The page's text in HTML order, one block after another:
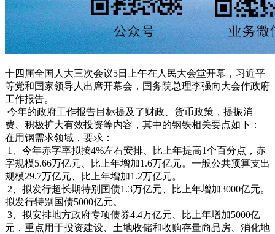
十四届全国人大三次会议5日上午在人民大会堂开幕，习近平
等党和国家领导人出席开幕会，国务院总理李强向大会作政府
工作报告。
今年的政府工作报告目标提及了财政、货币政策，提振消
费、积极扩大有效投资等内容，其中的钢铁相关要点如下：
在用钢需求领域，要求：
1、今年赤字率拟按4%左右安排、比上年提高1个百分点，赤
字规模5.66万亿元、比上年增加1.6万亿元。一般公共预算支出
规模29.7万亿元、比上年增加1.2万亿元。
2、拟发行超长期特别国债1.3万亿元、比上年增加3000亿元。
拟发行特别国债5000亿元。
3、拟安排地方政府专项债券4.4万亿元、比上年增加5000亿
元，重点用于投资建设、土地收储和收购存量商品房、消化地